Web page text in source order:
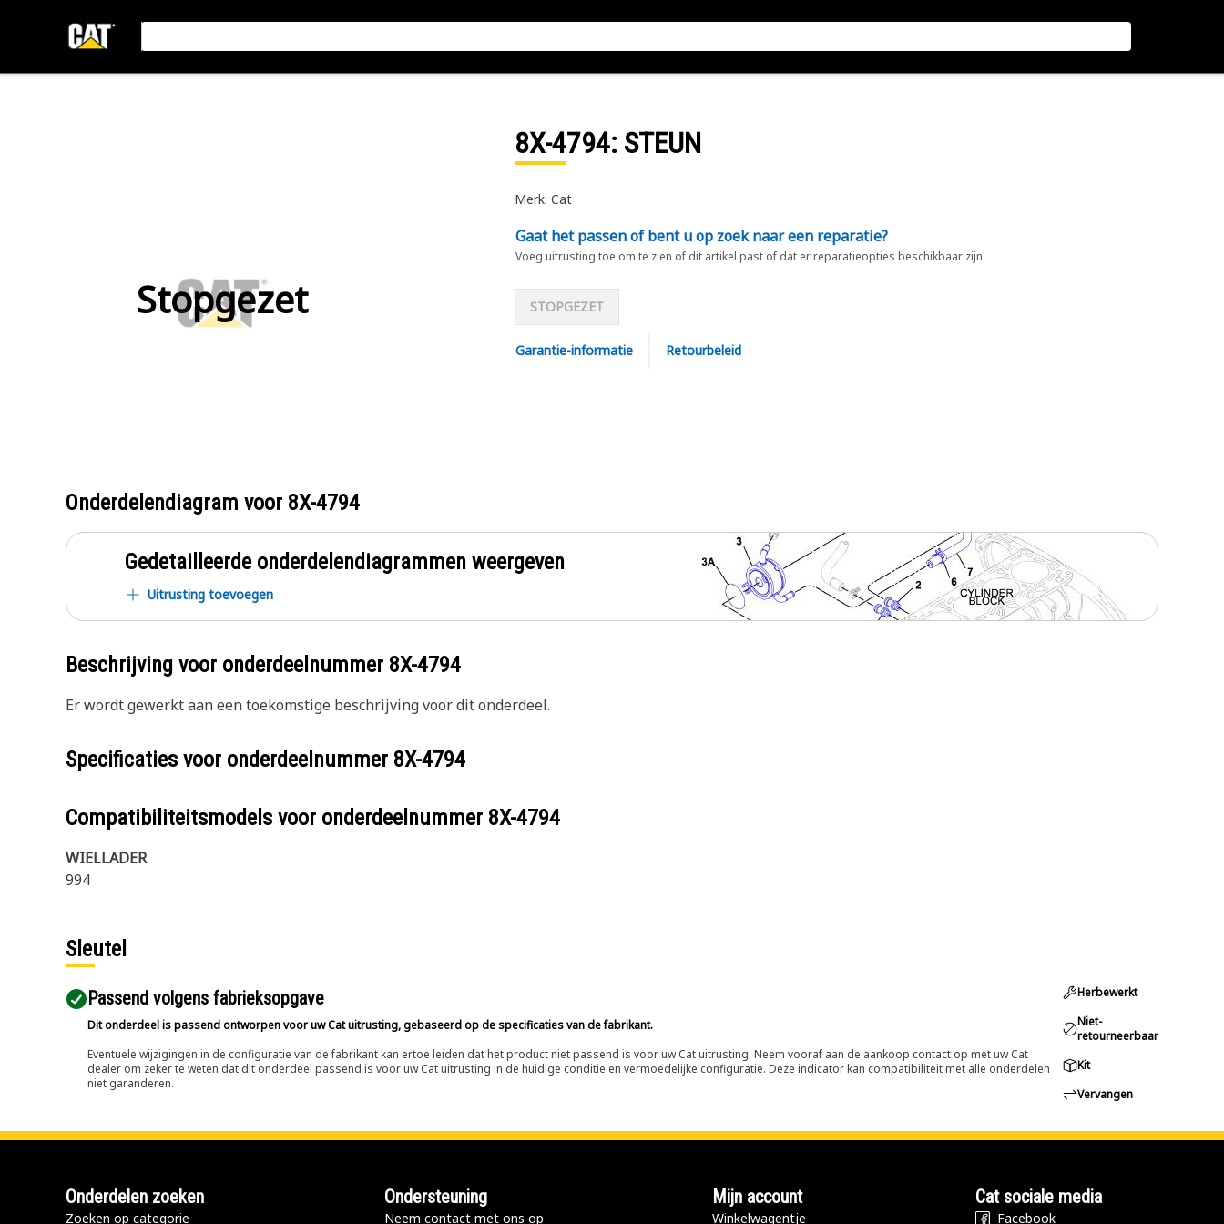
Stopgezet
8X-4794: STEUN
Merk: Cat
Gaat het passen of bent u op zoek naar een reparatie?
Voeg uitrusting toe om te zien of dit artikel past of dat er reparatieopties beschikbaar zijn.
STOPGEZET
Garantie-informatie Retourbeleid
Onderdelendiagram voor 8X-4794
Gedetailleerde onderdelendiagrammen weergeven
Uitrusting toevoegen
Beschrijving voor onderdeelnummer 8X-4794
Er wordt gewerkt aan een toekomstige beschrijving voor dit onderdeel.
Specificaties voor onderdeelnummer 8X-4794
Compatibiliteitsmodels voor onderdeelnummer 8X-4794
WIELLADER
994
Sleutel
Passend volgens fabrieksopgave
Dit onderdeel is passend ontworpen voor uw Cat uitrusting, gebaseerd op de specificaties van de fabrikant.
Eventuele wijzigingen in de configuratie van de fabrikant kan ertoe leiden dat het product niet passend is voor uw Cat uitrusting. Neem vooraf aan de aankoop contact op met uw Cat
dealer om zeker te weten dat dit onderdeel passend is voor uw Cat uitrusting in de huidige conditie en vermoedelijke configuratie. Deze indicator kan compatibiliteit met alle onderdelen
niet garanderen.
Herbewerkt
Niet-
retourneerbaar
Kit
Vervangen
Onderdelen zoeken
Zoeken op categorie
Ondersteuning
Neem contact met ons op
Mijn account
Winkelwagentje
Cat sociale media
Facebook